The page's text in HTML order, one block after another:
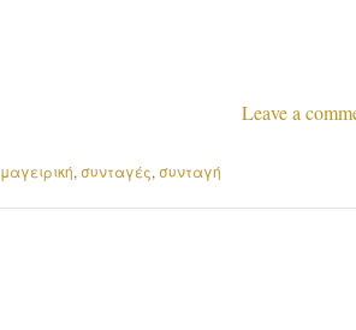
Leave a
μαγειρική, συνταγές, συνταγή